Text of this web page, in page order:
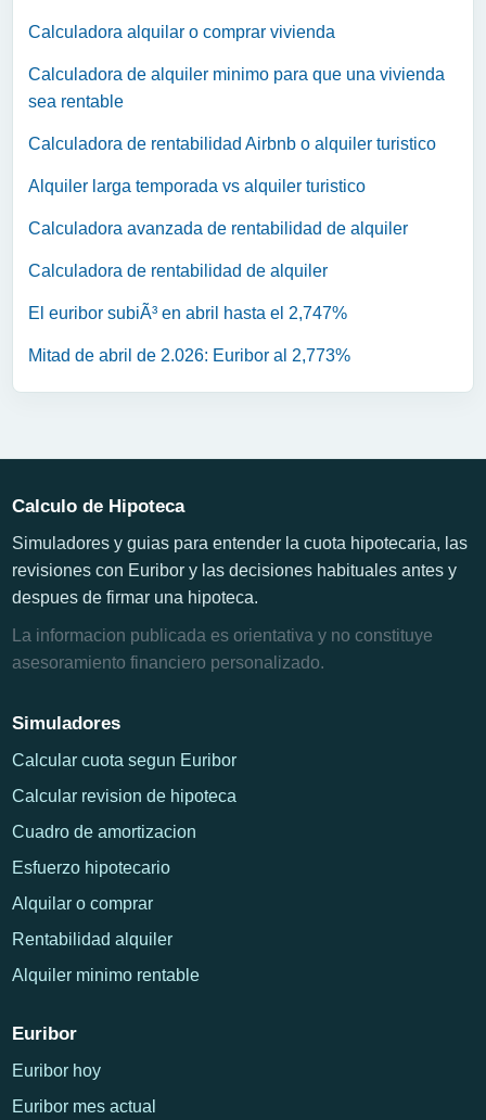
Calculadora alquilar o comprar vivienda
Calculadora de alquiler minimo para que una vivienda
sea rentable
Calculadora de rentabilidad Airbnb o alquiler turistico
Alquiler larga temporada vs alquiler turistico
Calculadora avanzada de rentabilidad de alquiler
Calculadora de rentabilidad de alquiler
El euribor subiÃ³ en abril hasta el 2,747%
Mitad de abril de 2.026: Euribor al 2,773%
Calculo de Hipoteca
Simuladores y guias para entender la cuota hipotecaria, las
revisiones con Euribor y las decisiones habituales antes y
despues de firmar una hipoteca.
La informacion publicada es orientativa y no constituye
asesoramiento financiero personalizado.
Simuladores
Calcular cuota segun Euribor
Calcular revision de hipoteca
Cuadro de amortizacion
Esfuerzo hipotecario
Alquilar o comprar
Rentabilidad alquiler
Alquiler minimo rentable
Euribor
Euribor hoy
Euribor mes actual